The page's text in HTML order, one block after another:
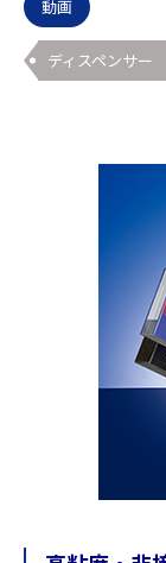
動画
ディスペンサー